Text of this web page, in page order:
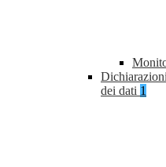
dei dati 1